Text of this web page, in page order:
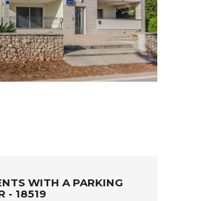
WITH A PARKING
- 18519